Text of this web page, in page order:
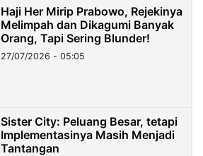
Haji Her Mirip Prabowo, Rejekinya
Melimpah dan Dikagumi Banyak
Orang, Tapi Sering Blunder!
27/07/2026 - 05:05
Sister City: Peluang Besar, tetapi
Implementasinya Masih Menjadi
Tantangan